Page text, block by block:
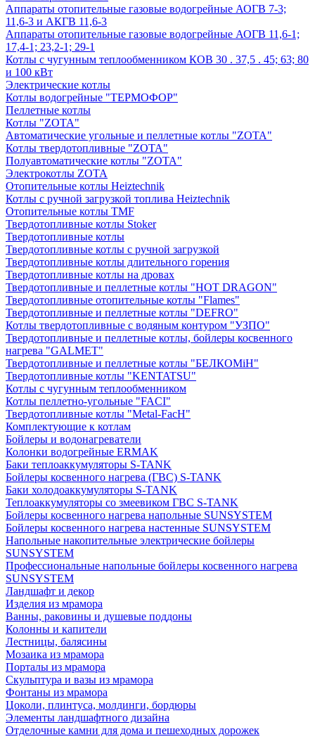
Аппараты отопительные газовые водогрейные АОГВ 7-3;
11,6-3 и АКГВ 11,6-3
Аппараты отопительные газовые водогрейные АОГВ 11,6-1;
17,4-1; 23,2-1; 29-1
Котлы с чугунным теплообменником КОВ 30 . 37,5 . 45; 63; 80
и 100 кВт
Электрические котлы
Котлы водогрейные "ТЕРМОФОР"
Пеллетные котлы
Котлы "ZOTA"
Автоматические угольные и пеллетные котлы "ZOTA"
Котлы твердотопливные "ZOTA"
Полуавтоматические котлы "ZOTA"
Электрокотлы ZOTA
Отопительные котлы Heiztechnik
Котлы с ручной загрузкой топлива Heiztechnik
Отопительные котлы TMF
Твердотопливные котлы Stoker
Твердотопливные котлы
Твердотопливные котлы с ручной загрузкой
Твердотопливные котлы длительного горения
Твердотопливные котлы на дровах
Твердотопливные и пеллетные котлы "HOT DRAGON"
Твердотопливные отопительные котлы "Flames"
Твердотопливные и пеллетные котлы "DEFRO"
Котлы твердотопливные с водяным контуром "УЗПО"
Твердотопливные и пеллетные котлы, бойлеры косвенного
нагрева "GALMET"
Твердотопливные и пеллетные котлы "БЕЛКОМiН"
Твердотопливные котлы "KENTATSU"
Котлы с чугунным теплообменником
Котлы пеллетно-угольные "FACI"
Твердотопливные котлы "Metal-FacH"
Комплектующие к котлам
Бойлеры и водонагреватели
Колонки водогрейные ERMAK
Баки теплоаккумуляторы S-TANK
Бойлеры косвенного нагрева (ГВС) S-TANK
Баки холодоаккумуляторы S-TANK
Теплоаккумуляторы со змеевиком ГВС S-TANK
Бойлеры косвенного нагрева напольные SUNSYSTEM
Бойлеры косвенного нагрева настенные SUNSYSTEM
Напольные накопительные электрические бойлеры
SUNSYSTEM
Профессиональные напольные бойлеры косвенного нагрева
SUNSYSTEM
Ландшафт и декор
Изделия из мрамора
Ванны, раковины и душевые поддоны
Колонны и капители
Лестницы, балясины
Мозаика из мрамора
Порталы из мрамора
Скульптура и вазы из мрамора
Фонтаны из мрамора
Цоколи, плинтуса, молдинги, бордюры
Элементы ландшафтного дизайна
Отделочные камни для дома и пешеходных дорожек